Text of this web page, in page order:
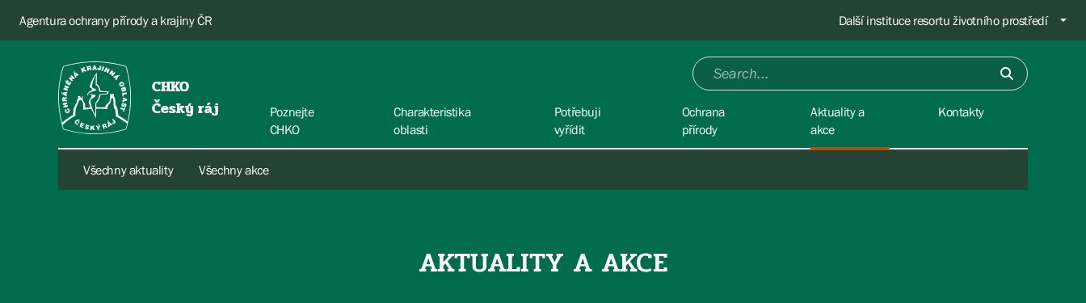
Agentura ochrany přírody a krajiny ČR Další instituce resortu životního prostředí
CHKO
Český ráj
Poznejte
CHKO
Charakteristika
oblasti
Potřebuji
vyřídit
Ochrana
přírody
Aktuality a
akce
Všechny aktuality Všechny akce
Kontakty
AKTUALITY A AKCE